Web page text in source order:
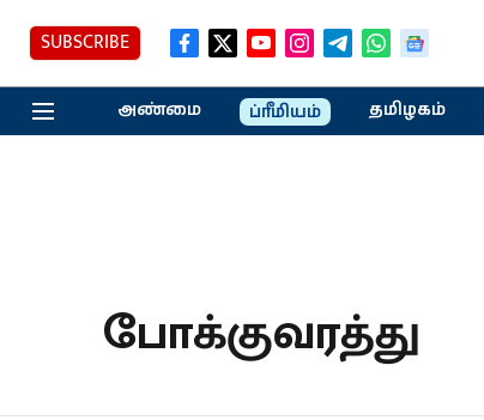
SUBSCRIBE
அண்மை ப்ரீமியம் தமிழகம்
போக்குவரத்து